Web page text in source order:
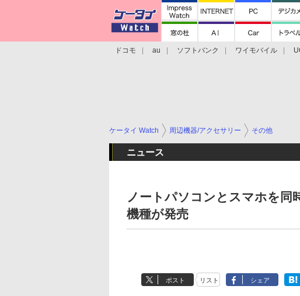
ドコモ au ソフトバンク ワイモバイル
ケータイ Watch 周辺機器/アクセサリー その他
ニュース
ノートパソコンとスマホを同
機種が発売
ポスト リスト シェア